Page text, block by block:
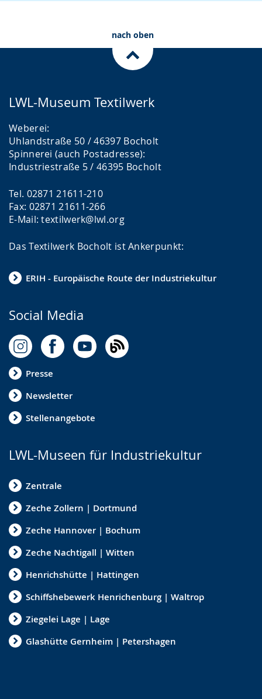
nach oben
LWL-Museum Textilwerk
Weberei:
Uhlandstraße 50 / 46397 Bocholt
Spinnerei (auch Postadresse):
Industriestraße 5 / 46395 Bocholt
Tel. 02871 21611-210
Fax: 02871 21611-266
E-Mail: textilwerk@lwl.org
Das Textilwerk Bocholt ist Ankerpunkt:
ERIH - Europäische Route der Industriekultur
Social Media
Presse
Newsletter
Stellenangebote
LWL-Museen für Industriekultur
Zentrale
Zeche Zollern | Dortmund
Zeche Hannover | Bochum
Zeche Nachtigall | Witten
Henrichshütte | Hattingen
Schiffshebewerk Henrichenburg | Waltrop
Ziegelei Lage | Lage
Glashütte Gernheim | Petershagen